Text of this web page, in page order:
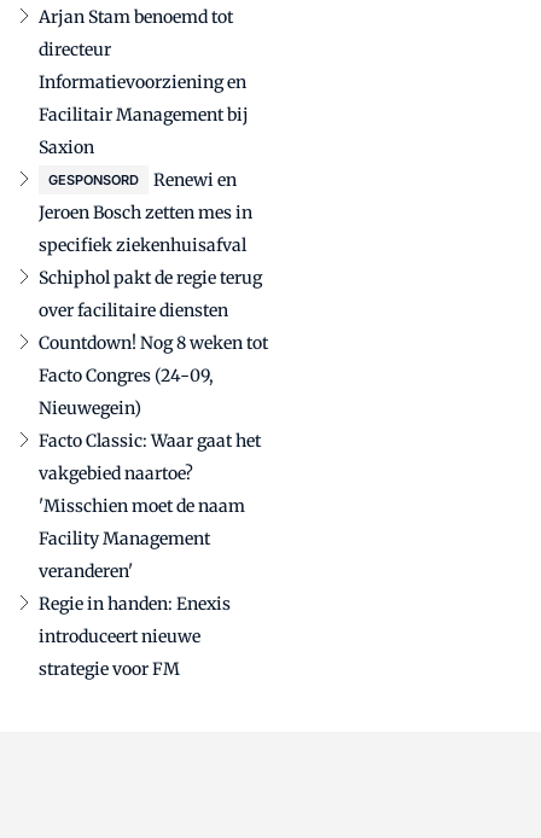
Arjan Stam benoemd tot
directeur
Informatievoorziening en
Facilitair Management bij
Saxion
GESPONSORD
Renewi en
Jeroen Bosch zetten mes in
specifiek ziekenhuisafval
Schiphol pakt de regie terug
over facilitaire diensten
Countdown! Nog 8 weken tot
Facto Congres (24-09,
Nieuwegein)
Facto Classic: Waar gaat het
vakgebied naartoe?
'Misschien moet de naam
Facility Management
veranderen'
Regie in handen: Enexis
introduceert nieuwe
strategie voor FM